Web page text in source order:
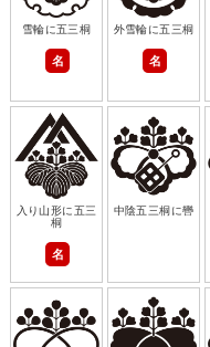
雪輪に五三桐
名
外雪輪に五三桐
名
入り山形に五三
桐
名
中陰五三桐に轡